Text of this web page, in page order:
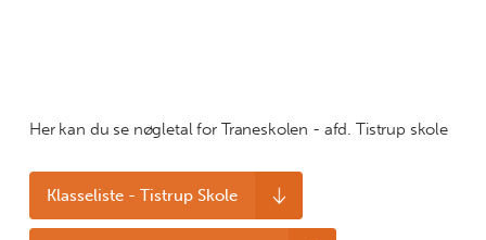
Her kan du se nøgletal for Traneskolen - afd. Tistrup skole
Klasseliste - Tistrup Skole